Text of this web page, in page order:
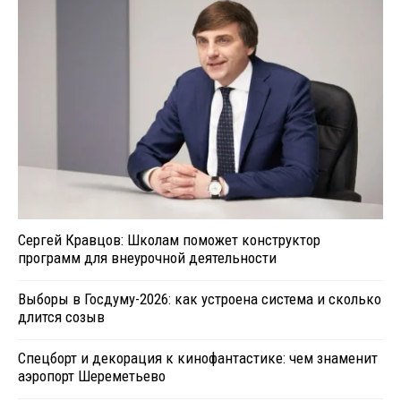
Сергей Кравцов: Школам поможет конструктор
программ для внеурочной деятельности
Выборы в Госдуму-2026: как устроена система и сколько
длится созыв
Спецборт и декорация к кинофантастике: чем знаменит
аэропорт Шереметьево